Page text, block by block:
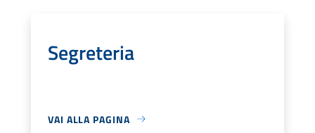
Segreteria
VAI ALLA PAGINA